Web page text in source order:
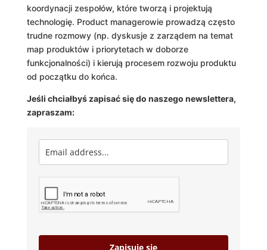
koordynacji zespołów, które tworzą i projektują
technologię. Product managerowie prowadzą często
trudne rozmowy (np. dyskusje z zarządem na temat
map produktów i priorytetach w doborze
funkcjonalności) i kierują procesem rozwoju produktu
od początku do końca.
Jeśli chciałbyś zapisać się do naszego newslettera,
zapraszam:
Zapisuję się